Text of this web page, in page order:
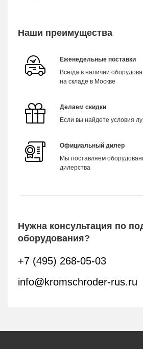
Наши преимущества
Еженедельные поставки
Всегда в наличии
на складе в Москве
Делаем скидки
Если вы найдете условия
Официальный дилер
Мы поставляем
дилерства
Нужна консультация по
оборудования?
+7 (495) 268-05-03
info@kromschroder-rus.ru